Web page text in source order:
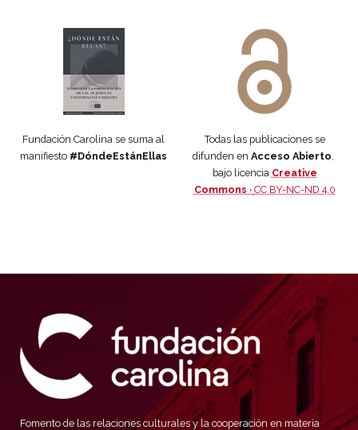
Fundación Carolina se suma al
manifiesto #DóndeEstánEllas
Todas las publicaciones se
difunden en Acceso Abierto,
bajo licencia Creative
Commons · CC BY-NC-ND 4.0
Fomento de las relaciones culturales y la cooperación en materia